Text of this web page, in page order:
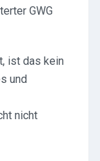
GWG
ist das kein
und
nicht